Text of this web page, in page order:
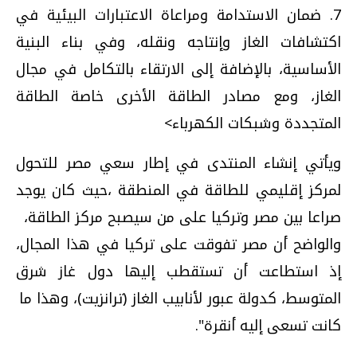
7. ضمان الاستدامة ومراعاة الاعتبارات البيئية في
اكتشافات الغاز وإنتاجه ونقله، وفي بناء البنية
الأساسية، بالإضافة إلى الارتقاء بالتكامل في مجال
الغاز، ومع مصادر الطاقة الأخرى خاصة الطاقة
المتجددة وشبكات الكهرباء>
ويأتي إنشاء المنتدى في إطار سعي مصر للتحول
لمركز إقليمي للطاقة في المنطقة ،حيث كان يوجد
صراعا بين مصر وتركيا على من سيصبح مركز الطاقة،
والواضح أن مصر تفوقت على تركيا في هذا المجال،
إذ استطاعت أن تستقطب إليها دول غاز شرق
المتوسط، كدولة عبور لأنابيب الغاز (ترانزيت)، وهذا ما
كانت تسعى إليه أنقرة".